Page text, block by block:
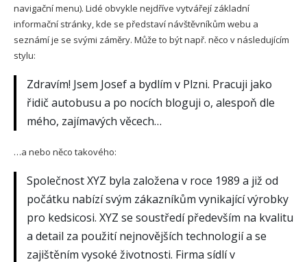
navigační menu). Lidé obvykle nejdříve vytvářejí základní
informační stránky, kde se představí návštěvníkům webu a
seznámí je se svými záměry. Může to být např. něco v následujícím
stylu:
Zdravím! Jsem Josef a bydlím v Plzni. Pracuji jako
řidič autobusu a po nocích bloguji o, alespoň dle
mého, zajímavých věcech…
…a nebo něco takového:
Společnost XYZ byla založena v roce 1989 a již od
počátku nabízí svým zákazníkům vynikající výrobky
pro kedsicosi. XYZ se soustředí především na kvalitu
a detail za použití nejnovějších technologií a se
zajištěním vysoké životnosti. Firma sídlí v